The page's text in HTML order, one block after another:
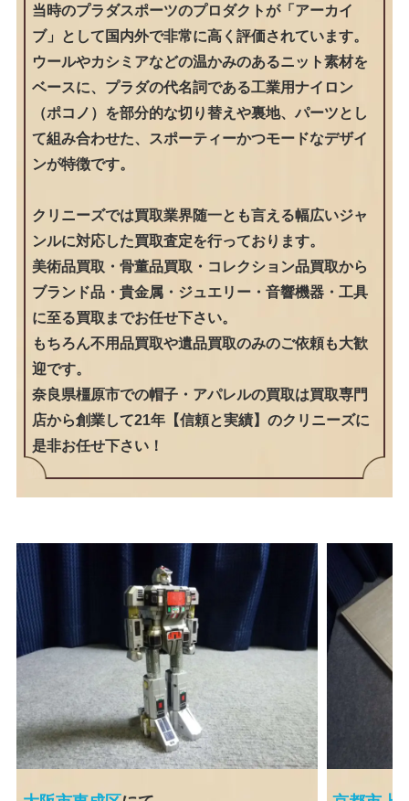
当時のプラダスポーツのプロダクトが「アーカイ
ブ」として国内外で非常に高く評価されています。
ウールやカシミアなどの温かみのあるニット素材を
ベースに、プラダの代名詞である工業用ナイロン
（ポコノ）を部分的な切り替えや裏地、パーツとし
て組み合わせた、スポーティーかつモードなデザイ
ンが特徴です。
クリニーズでは買取業界随一とも言える幅広いジャ
ンルに対応した買取査定を行っております。
美術品買取・骨董品買取・コレクション品買取から
ブランド品・貴金属・ジュエリー・音響機器・工具
に至る買取までお任せ下さい。
もちろん不用品買取や遺品買取のみのご依頼も大歓
迎です。
奈良県橿原市での帽子・アパレルの買取は買取専門
店から創業して21年【信頼と実績】のクリニーズに
是非お任せ下さい！